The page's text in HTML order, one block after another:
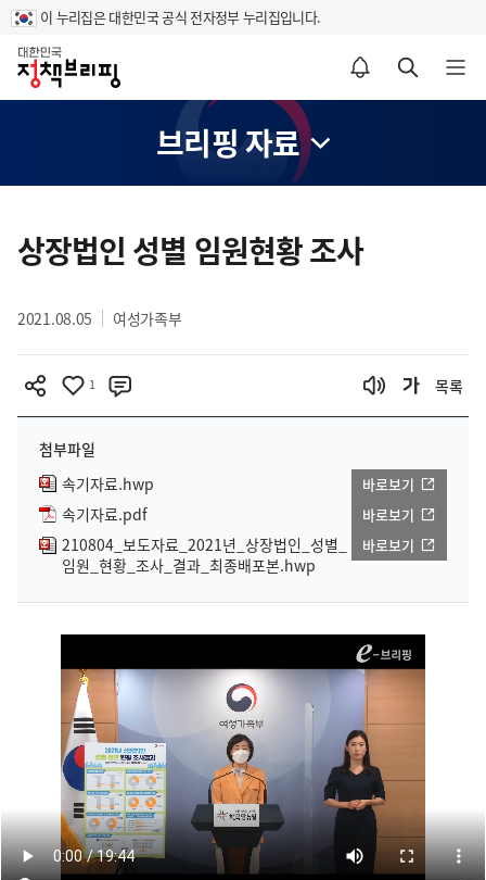
이 누리집은 대한민국 공식 전자정부 누리집입니다.
홈
알림설정 바로가기 검색 바로가기 메뉴 열기
브리핑 자료
츠
역
상장법인 성별 임원현황 조사
2021.08.05 여성가족부
1 목록
첨부파일
속기자료.hwp
바로보기
속기자료.pdf 바로보기
210804_보도자료_2021년_상장법인_성별_
임원_현황_조사_결과_최종배포본.hwp
바로보기